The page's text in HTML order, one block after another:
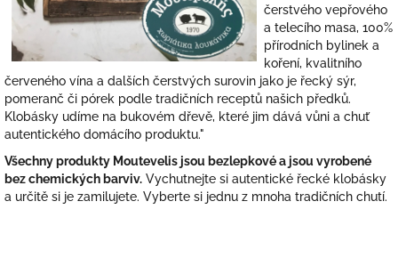
čerstvého vepřového
a telecího masa, 100%
přírodních bylinek a
koření, kvalitního
červeného vína a dalších čerstvých surovin jako je řecký sýr,
pomeranč či pórek podle tradičních receptů našich předků.
Klobásky udíme na bukovém dřevě, které jim dává vůni a chuť
autentického domácího produktu."
Všechny produkty Moutevelis jsou bezlepkové a jsou vyrobené
bez chemických barviv. Vychutnejte si autentické řecké klobásky
a určitě si je zamilujete. Vyberte si jednu z mnoha tradičních chutí.